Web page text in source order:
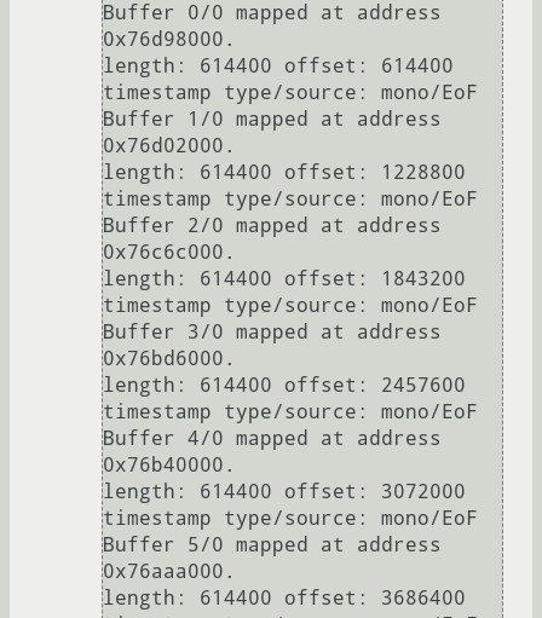
Buffer 0/0 mapped at address
0x76d98000.
length: 614400 offset: 614400
timestamp type/source: mono/EoF
Buffer 1/0 mapped at address
0x76d02000.
length: 614400 offset: 1228800
timestamp type/source: mono/EoF
Buffer 2/0 mapped at address
0x76c6c000.
length: 614400 offset: 1843200
timestamp type/source: mono/EoF
Buffer 3/0 mapped at address
0x76bd6000.
length: 614400 offset: 2457600
timestamp type/source: mono/EoF
Buffer 4/0 mapped at address
0x76b40000.
length: 614400 offset: 3072000
timestamp type/source: mono/EoF
Buffer 5/0 mapped at address
0x76aaa000.
length: 614400 offset: 3686400